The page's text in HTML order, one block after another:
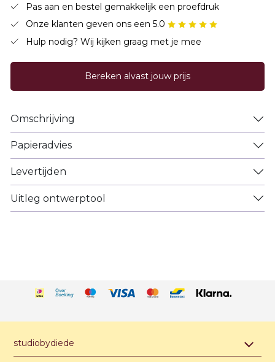
Pas aan en bestel gemakkelijk een proefdruk
Onze klanten geven ons een 5.0
Hulp nodig? Wij kijken graag met je mee
Bereken alvast jouw prijs
Omschrijving
Papieradvies
Levertijden
Uitleg ontwerptool
studiobydiede